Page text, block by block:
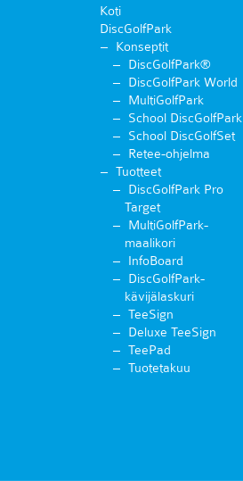
Koti
DiscGolfPark
Konseptit
DiscGolfPark®
DiscGolfPark World
MultiGolfPark
School DiscGolfPark
School DiscGolfSet
Retee-ohjelma
Tuotteet
DiscGolfPark Pro
Target
MultiGolfPark-
maalikori
InfoBoard
DiscGolfPark-
kävijälaskuri
TeeSign
Deluxe TeeSign
TeePad
Tuotetakuu